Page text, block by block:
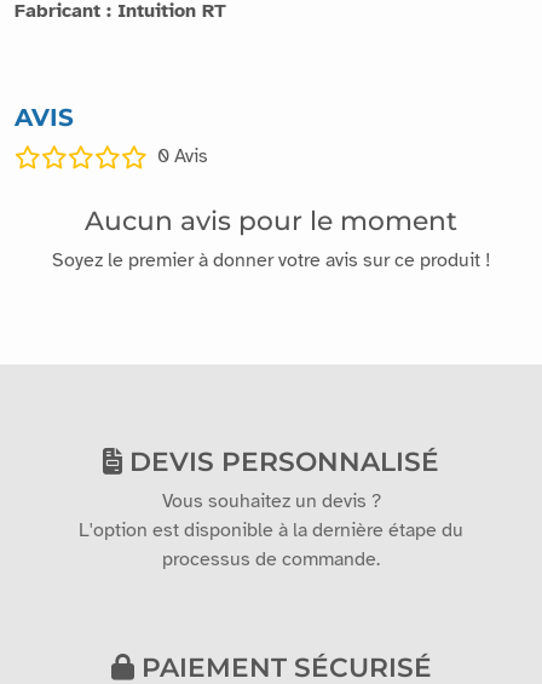
Fabricant : Intuition RT
AVIS
0 Avis
Aucun avis pour le moment
Soyez le premier à donner votre avis sur ce produit !
DEVIS PERSONNALISÉ
Vous souhaitez un devis ?
L'option est disponible à la dernière étape du
processus de commande.
PAIEMENT SÉCURISÉ